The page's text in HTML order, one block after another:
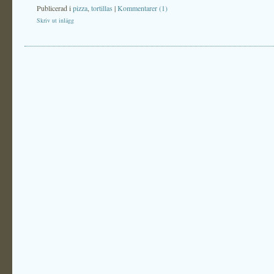
Publicerad ipizza tortillas |Kommentarer (1)
Skriv ut inlägg